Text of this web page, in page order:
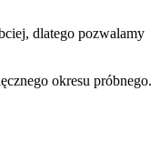
dlatego pozwalamy
okresu próbnego.